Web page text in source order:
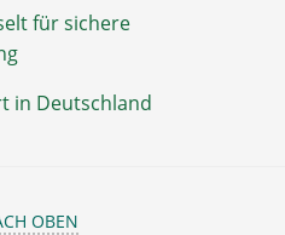
für sichere
in Deutschland
OBEN